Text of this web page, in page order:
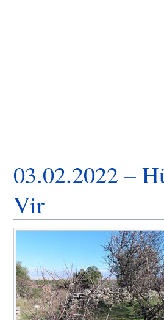
03.02.2022 –
Vir